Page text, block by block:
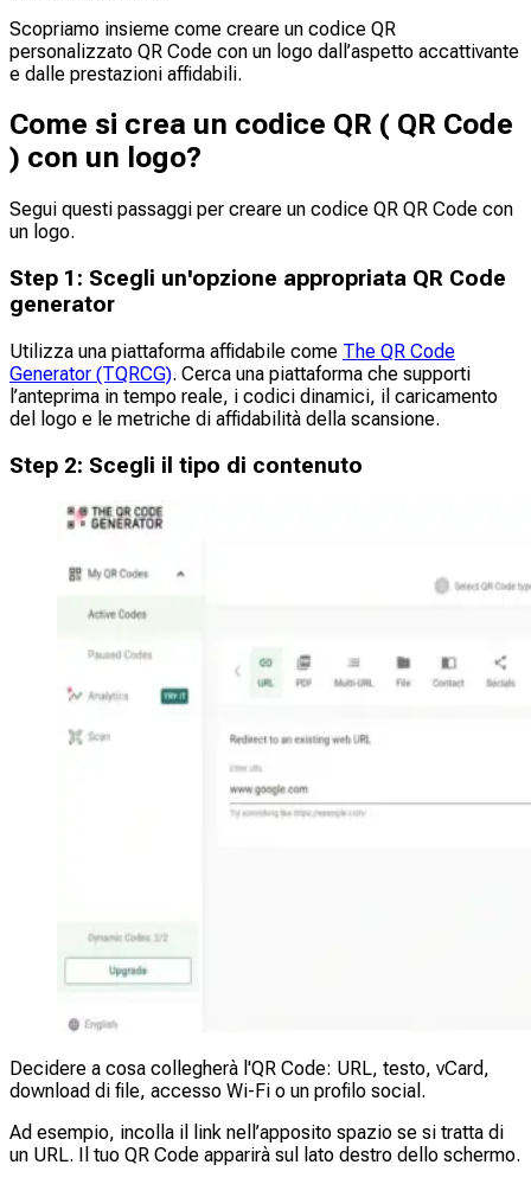
Scopriamo insieme come creare un codice QR
personalizzato QR Code con un logo dall’aspetto accattivante
e dalle prestazioni affidabili.
Come si crea un codice QR ( QR Code
) con un logo?
Segui questi passaggi per creare un codice QR QR Code con
un logo.
Step 1 : Scegli un'opzione appropriata QR Code
generator
Utilizza una piattaforma affidabile come The QR Code
Generator (TQRCG). Cerca una piattaforma che supporti
l’anteprima in tempo reale, i codici dinamici, il caricamento
del logo e le metriche di affidabilità della scansione.
Step 2: Scegli il tipo di contenuto
Decidere a cosa collegherà l'QR Code: URL, testo, vCard,
download di file, accesso Wi-Fi o un profilo social.
Ad esempio, incolla il link nell’apposito spazio se si tratta di
un URL. Il tuo QR Code apparirà sul lato destro dello schermo.